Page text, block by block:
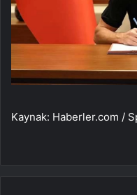
Kaynak: Haberler.com /